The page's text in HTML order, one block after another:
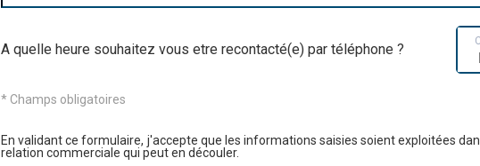
A quelle heure souhaitez vous etre recontacté(e) par téléphone ?
* Champs obligatoires
En validant ce formulaire, j'accepte que les informations saisies soient exploitées
relation commerciale qui peut en découler.